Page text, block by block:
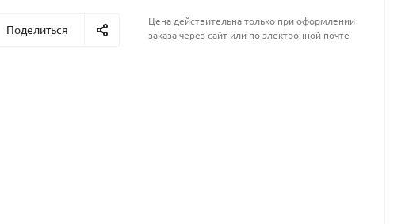
Поделиться
Цена действительна только при оформлении
заказа через сайт или по электронной почте